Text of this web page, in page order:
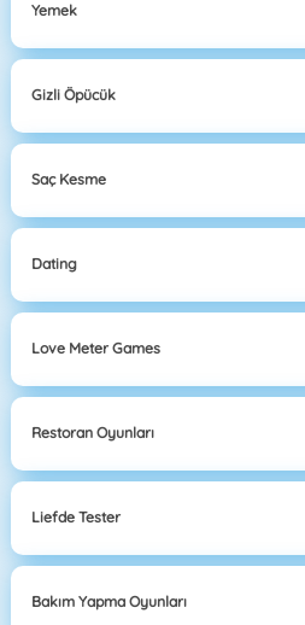
Yemek
Gizli Öpücük
Saç Kesme
Dating
Love Meter Games
Restoran Oyunları
Liefde Tester
Bakım Yapma Oyunları